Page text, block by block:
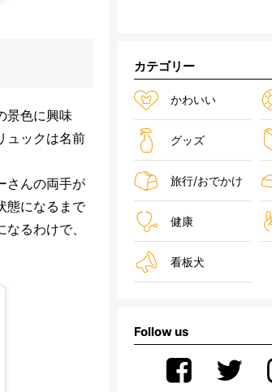
景色に興味
ュックは名前
さんの両手が
態になるまで
るわけで、
カテゴリー
かわいい
グッズ
旅行/おでかけ
健康
看板犬
Follow us